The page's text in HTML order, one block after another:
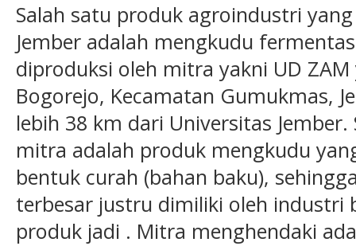
Salah satu produk agroindustri
Jember adalah mengkudu
diproduksi oleh mitra yakni UD
Bogorejo, Kecamatan Gumukmas,
lebih 38 km dari Universitas
mitra adalah produk mengkudu
bentuk curah (bahan baku),
terbesar justru dimiliki oleh industri
produk jadi . Mitra menghendaki